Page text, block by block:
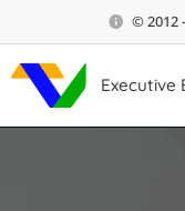
© 2012
Executive